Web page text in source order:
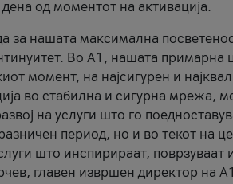
од моментот на активација.
за нашата максимална
Во А1, нашата примарна
момент, на најсигурен и
во стабилна и сигурна мрежа,
на услуги што го
период, но и во текот на
што инспирираат,
главен извршен директор на